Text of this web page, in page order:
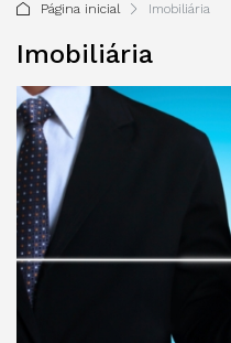
Página inicial Imobiliária
Imobiliária